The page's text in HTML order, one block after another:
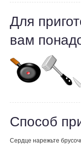
Для
вам
Способ
Сердце нарежьте